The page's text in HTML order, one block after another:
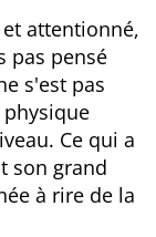
et attentionné,
pas pensé
s'est pas
Ce qui a
son grand
à rire de la